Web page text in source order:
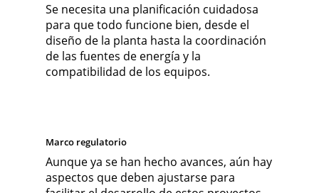
Se necesita una planificación cuidadosa
para que todo funcione bien, desde el
diseño de la planta hasta la coordinación
de las fuentes de energía y la
compatibilidad de los equipos.
Marco regulatorio
Aunque ya se han hecho avances, aún hay
aspectos que deben ajustarse para